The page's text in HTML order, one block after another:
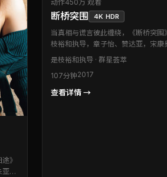
》
亚
动作450万 观看
断桥突围 4K HDR
当真相与谎言彼此缠绕，《断桥突围
枝裕和执导，章子怡、赞达亚，宋康
昊等联袂出演。本片为法国出品的动
作品。在类型框架内完成创新，细节
见创作诚意。可作为周末观影清单中
选择。
是枝裕和执导 · 群星荟萃
107分钟2017
查看详情 →